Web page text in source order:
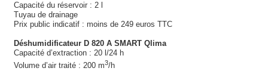
Capacité du réservoir : 2 l
Tuyau de drainage
Prix public indicatif : moins de 249 euros TTC
Déshumidificateur D 820 A SMART Qlima
Capacité d’extraction : 20 l/24 h
Volume d’air traité : 200 m3/h